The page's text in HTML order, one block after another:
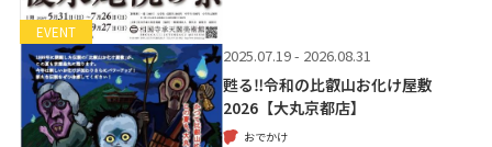
EVENT
2025.07.19 - 2026.08.31
甦る‼令和の比叡山お化け屋敷
2026【大丸京都店】
おでかけ